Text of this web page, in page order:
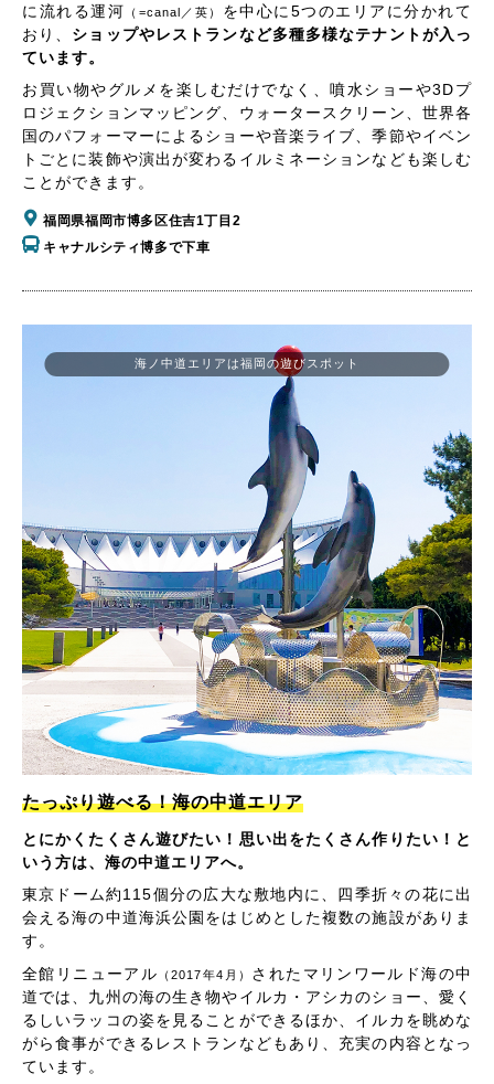
に流れる運河 （=canal／英）
を中心に5つのエリアに分かれて
おり、 ショップやレストランなど多種多様なテナントが入っ
ています。
お買い物やグルメを楽しむだけでなく、噴水ショーや3Dプ
ロジェクションマッピング、ウォータースクリーン、世界各
国のパフォーマーによるショーや音楽ライブ、季節やイベン
トごとに装飾や演出が変わるイルミネーションなども楽しむ
ことができます。
福岡県福岡市博多区住吉1丁目2
キャナルシティ博多で下車
海ノ中道エリアは福岡の遊びスポット
たっぷり遊べる！海の中道エリア
とにかくたくさん遊びたい！思い出をたくさん作りたい！と
いう方は、海の中道エリアへ。
東京ドーム約115個分の広大な敷地内に、四季折々の花に出
会える海の中道海浜公園をはじめとした複数の施設がありま
す。
全館リニューアル （2017年4月） されたマリンワールド海の中
道では、九州の海の生き物やイルカ・アシカのショー、愛く
るしいラッコの姿を見ることができるほか、イルカを眺めな
がら食事ができるレストランなどもあり、充実の内容となっ
ています。